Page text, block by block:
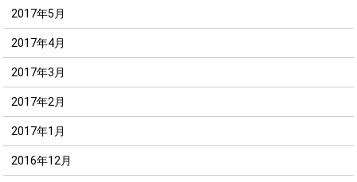
2017年5月
2017年4月
2017年3月
2017年2月
2017年1月
2016年12月